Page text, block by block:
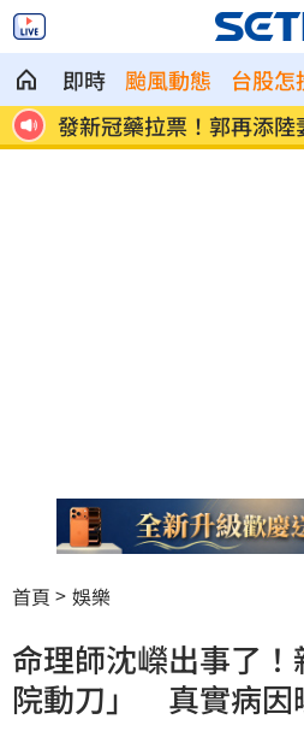
即時 颱風動態 台股怎
聲
發新冠藥拉票！郭再添陸
首頁 娛樂
命理師沈嶸出事了
院動刀」 真實病因